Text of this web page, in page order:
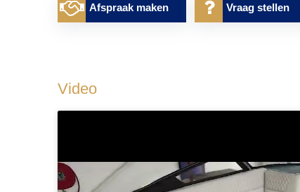
Afspraak maken Vraag stellen
Video